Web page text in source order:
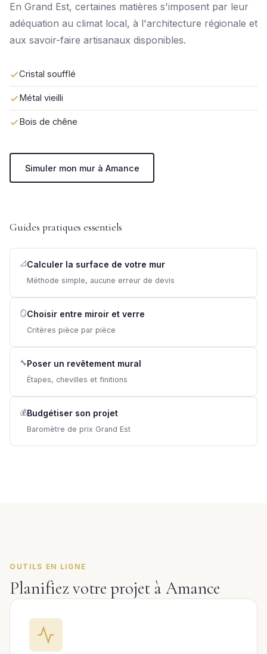
En Grand Est, certaines matières s'imposent par leur
adéquation au climat local, à l'architecture régionale et
aux savoir-faire artisanaux disponibles.
Cristal soufflé
Métal vieilli
Bois de chêne
Simuler mon mur à Amance
Guides pratiques essentiels
📐 Calculer la surface de votre mur
Méthode simple, aucune erreur de devis
🪞Choisir entre miroir et verre
Critères pièce par pièce
🔧Poser un revêtement mural
Étapes, chevilles et finitions
💰Budgétiser son projet
Baromètre de prix Grand Est
OUTILS EN LIGNE
Planifiez votre projet à Amance